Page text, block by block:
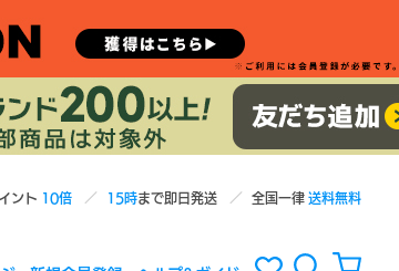
ント 10倍 15時まで即日発送 全国一律送料無料